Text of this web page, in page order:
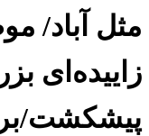
مثل آباد/
زاییده‌ای
پیشکشت/